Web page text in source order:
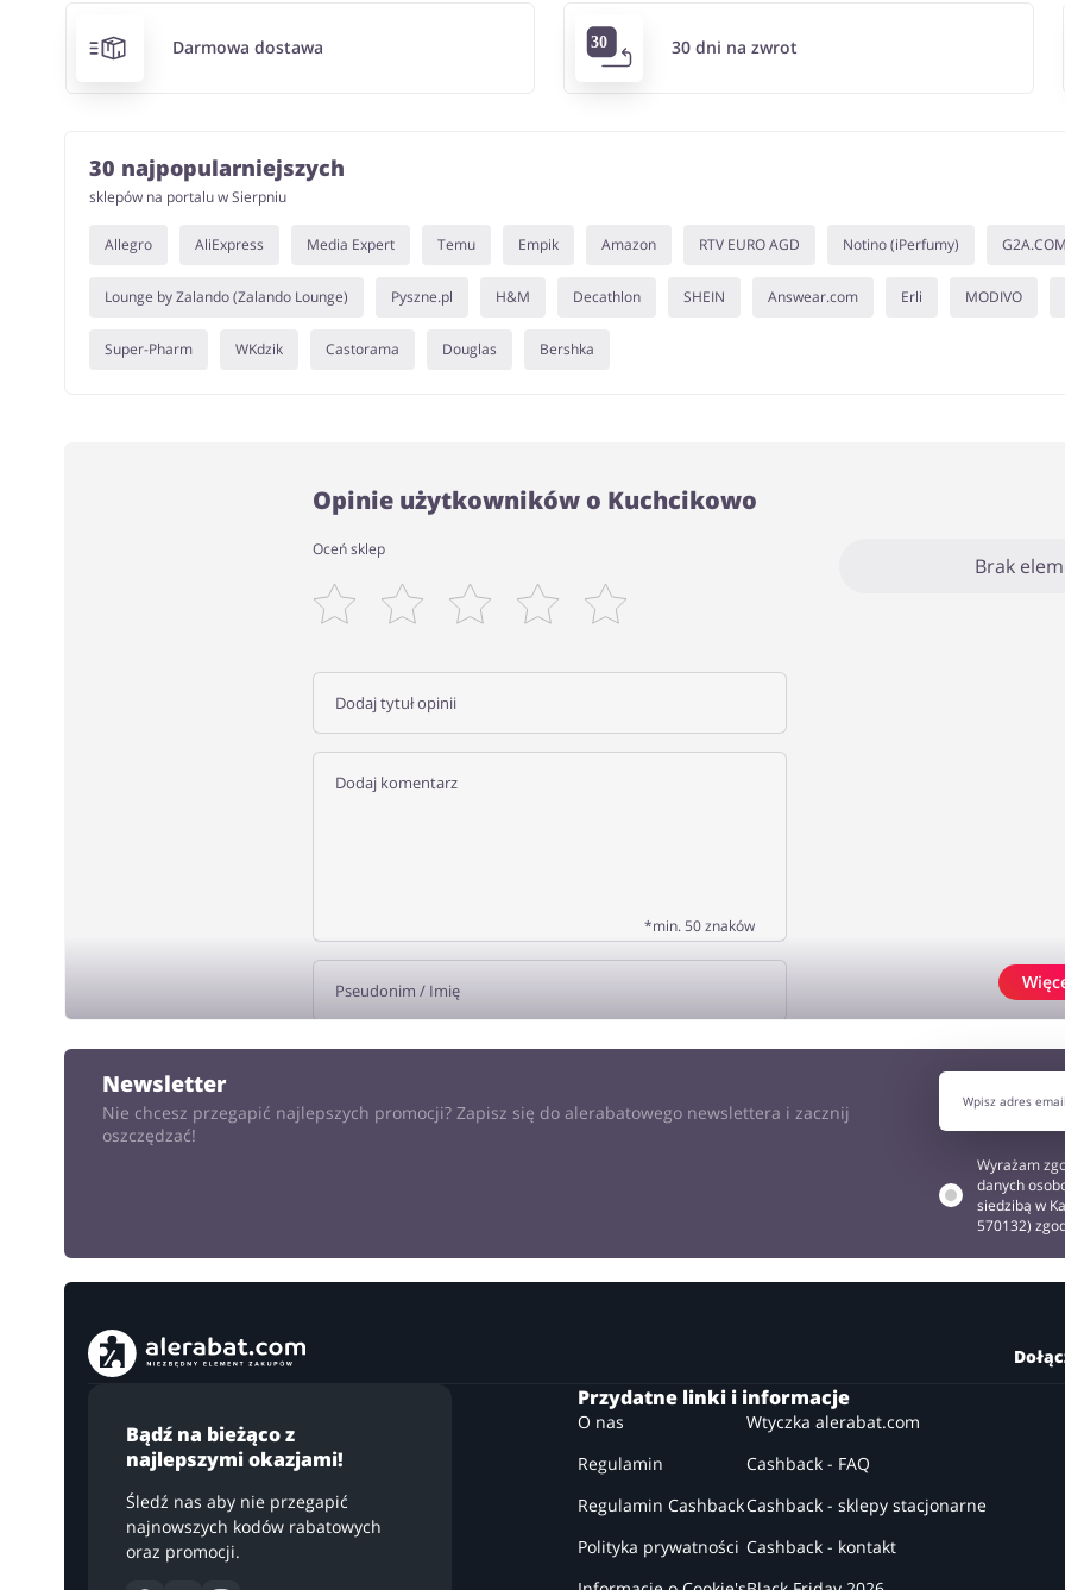
Darmowa dostawa 30 dni na zwrot
30 najpopularniejszych
sklepów na portalu w Sierpniu
Allegro AliExpress Media Expert Temu Empik Amazon RTV EURO AGD Notino (iPerfumy) G2A.COM
Lounge by Zalando (Zalando Lounge) Pyszne.pl H&M Decathlon SHEIN Answear.com Erli MODIVO
Super-Pharm WKdzik Castorama Douglas Bershka
Opinie użytkowników o Kuchcikowo
Oceń sklep
*min. 50 znaków
Brak
Newsletter
Nie chcesz przegapić najlepszych promocji? Zapisz się do alerabatowego newslettera i zacznij
oszczędzać!
Wyrażam
danych
siedzibą w
570132)
Bądź na bieżąco z
najlepszymi okazjami!
Śledź nas aby nie przegapić
najnowszych kodów rabatowych
oraz promocji.
Przydatne linki i informacje
O nas
Regulamin
Regulamin Cashback
Polityka prywatności
Wtyczka alerabat.com
Cashback - FAQ
Cashback - sklepy stacjonarne
Cashback - kontakt